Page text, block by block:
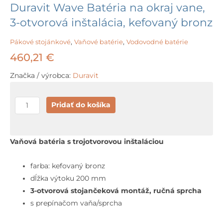
Duravit Wave Batéria na okraj vane,
3-otvorová inštalácia, kefovaný bronz
Pákové stojánkové, Vaňové batérie, Vodovodné batérie
460,21 €
Značka / výrobca: Duravit
množstvo
Duravit
Batéria
okraj
vane,
otvorová
Pridať do košíka
Vaňová batéria s trojotvorovou inštaláciou
farba: kefovaný bronz
dĺžka výtoku 200 mm
3-otvorová stojančeková montáž, ručná sprcha
s prepínačom vaňa/sprcha